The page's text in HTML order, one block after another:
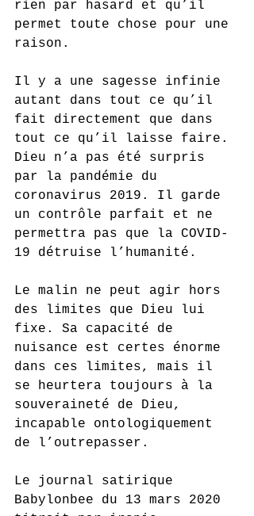
rien par hasard et qu’il
permet toute chose pour une
raison.
Il y a une sagesse infinie
autant dans tout ce qu’il
fait directement que dans
tout ce qu’il laisse faire.
Dieu n’a pas été surpris
par la pandémie du
coronavirus 2019. Il garde
un contrôle parfait et ne
permettra pas que la COVID-
19 détruise l’humanité.
Le malin ne peut agir hors
des limites que Dieu lui
fixe. Sa capacité de
nuisance est certes énorme
dans ces limites, mais il
se heurtera toujours à la
souveraineté de Dieu,
incapable ontologiquement
de l’outrepasser.
Le journal satirique
Babylonbee du 13 mars 2020